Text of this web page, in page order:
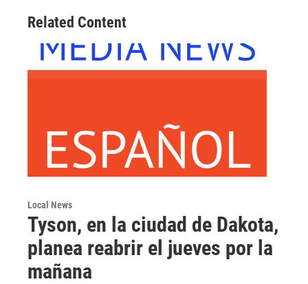
Related Content
Local News
Tyson, en la ciudad de Dakota,
planea reabrir el jueves por la
mañana